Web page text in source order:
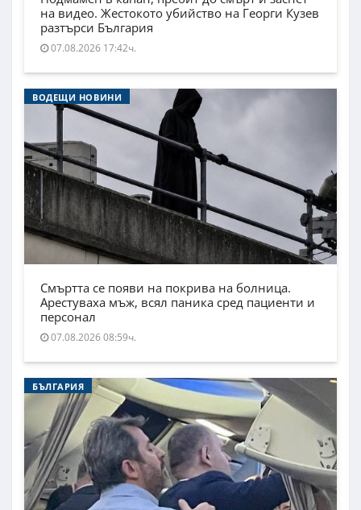
на видео. Жестокото убийство на Георги Кузев
разтърси България
07.08.2026 17:42ч.
ВОДЕЩИ НОВИНИ
Смъртта се появи на покрива на болница.
Арестуваха мъж, всял паника сред пациенти и
персонал
07.08.2026 08:59ч.
БЪЛГАРИЯ